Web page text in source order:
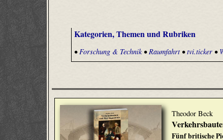
Kategorien, Themen und Rubriken
•Forschung & Technik•Raumfahrt•tvi.ticker •
Theodor Beck
Fünf britische